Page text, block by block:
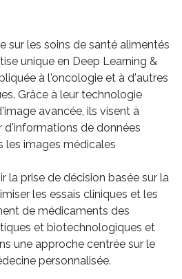
sur les soins de santé alimentés
unique en Deep Learning &
à l'oncologie et à d'autres
Grâce à leur technologie
avancée, ils visent à
d'informations de données
les images médicales
la prise de décision basée sur la
les essais cliniques et les
de médicaments des
et biotechnologiques et
une approche centrée sur le
personnalisée.